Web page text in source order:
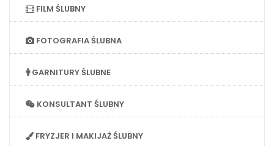
FILM ŚLUBNY
FOTOGRAFIA ŚLUBNA
GARNITURY ŚLUBNE
KONSULTANT ŚLUBNY
FRYZJER I MAKIJAŻ ŚLUBNY